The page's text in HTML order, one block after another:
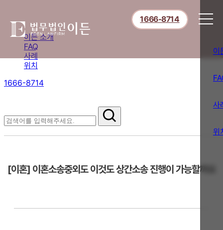
이든 소개
FAQ
사례
위치
1666-8714
1666-8714
이
사
위
[이혼] 이혼소송중외도 이것도 상간소송 진행이 가능할까요